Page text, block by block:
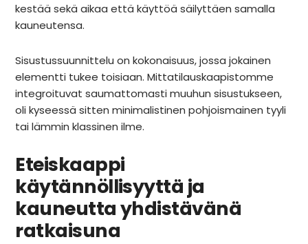
kestää sekä aikaa että käyttöä säilyttäen samalla
kauneutensa.
Sisustussuunnittelu on kokonaisuus, jossa jokainen
elementti tukee toisiaan. Mittatilauskaapistomme
integroituvat saumattomasti muuhun sisustukseen,
oli kyseessä sitten minimalistinen pohjoismainen tyyli
tai lämmin klassinen ilme.
Eteiskaappi
käytännöllisyyttä ja
kauneutta yhdistävänä
ratkaisuna